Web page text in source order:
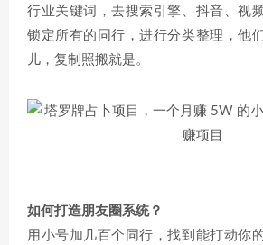
行业关键词，去搜索引擎、抖音、视
锁定所有的同行，进行分类整理，他
儿，复制照搬就是。
如何打造朋友圈系统？
用小号加几百个同行，找到能打动你